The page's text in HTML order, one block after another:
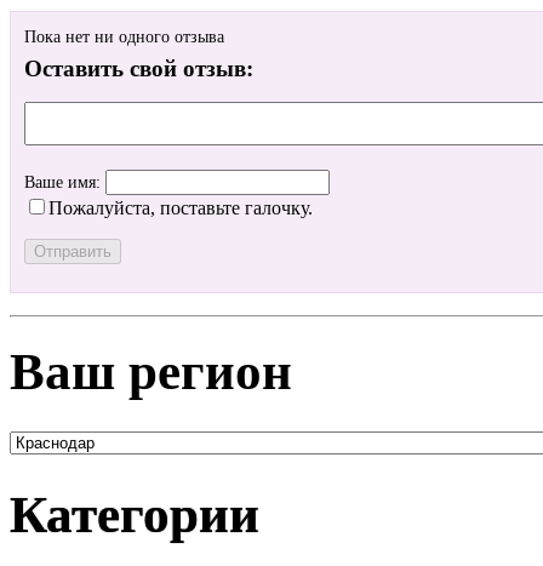
Пока нет ни одного отзыва
Оставить свой отзыв:
Ваше имя:
Пожалуйста, поставьте галочку.
Ваш регион
Категории